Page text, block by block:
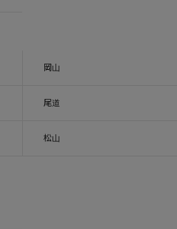
岡山
尾道
松山